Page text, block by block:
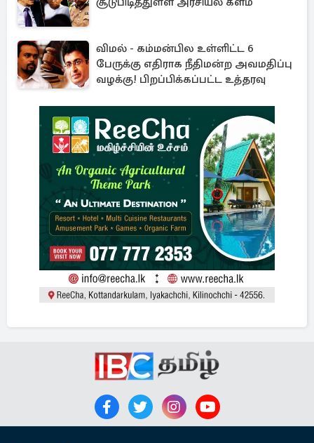
விமல் - கம்மன்பில உள்ளிட்ட 6
பேருக்கு எதிராக நீதிமன்ற அவமதிப்பு
வழக்கு! பிறப்பிக்கப்பட்ட உத்தரவு